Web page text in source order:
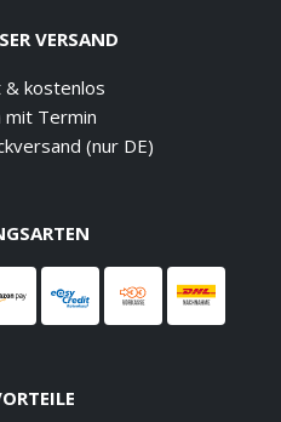
VERSAND
& kostenlos
mit Termin
(nur DE)